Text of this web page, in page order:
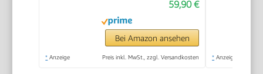
59,90 €
Bei Amazon ansehen
* Anzeige Preis inkl. MwSt., zzgl. Versandkosten * Anzeige